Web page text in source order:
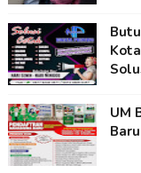
UM